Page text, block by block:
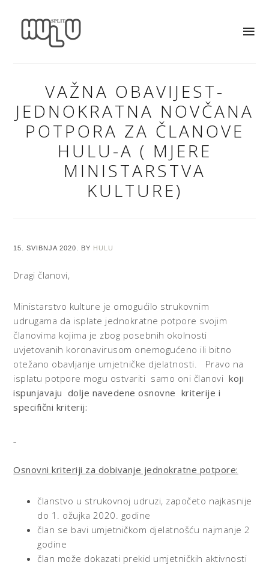
VAŽNA OBAVIJEST-
JEDNOKRATNA NOVČANA
POTPORA ZA ČLANOVE
HULU-A ( MJERE
MINISTARSTVA
KULTURE)
15. SVIBNJA 2020. BY HULU
Dragi članovi,
Ministarstvo kulture je omogućilo strukovnim
udrugama da isplate jednokratne potpore svojim
članovima kojima je zbog posebnih okolnosti
uvjetovanih koronavirusom onemogućeno ili bitno
otežano obavljanje umjetničke djelatnosti.
Pravo na
isplatu potpore mogu ostvariti samo oni članovi koji
ispunjavaju dolje navedene osnovne kriterije i
specifični kriterij:
Osnovni kriteriji za dobivanje jednokratne potpore:
članstvo u strukovnoj udruzi, započeto najkasnije
do 1. ožujka 2020. godine
član se bavi umjetničkom djelatnošću najmanje 2
godine
član može dokazati prekid umjetničkih aktivnosti